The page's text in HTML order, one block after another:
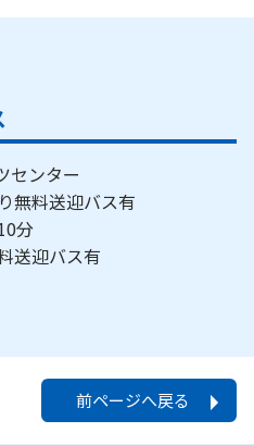
センター
無料送迎バス有
分
送迎バス有
前ページへ戻る